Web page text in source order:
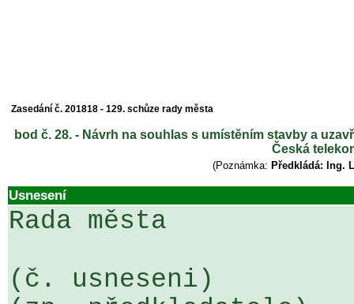
Zasedání č. 201818 - 129. schůze rady města
bod č. 28. - Návrh na souhlas s umístěním stavby a
Česká
(Poznámka: Předkládá: Ing.
Usnesení
Rada města
(č. usneseni)